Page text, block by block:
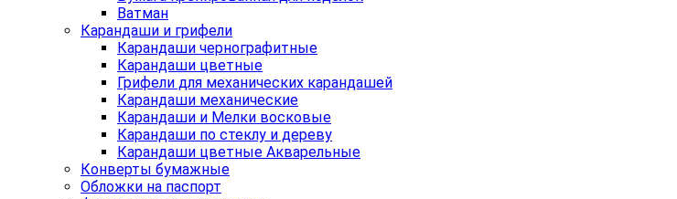
Ватман
Карандаши и грифели
Карандаши чернографитные
Карандаши цветные
Грифели для механических карандашей
Карандаши механические
Карандаши и Мелки восковые
Карандаши по стеклу и дереву
Карандаши цветные Акварельные
Конверты бумажные
Обложки на паспорт